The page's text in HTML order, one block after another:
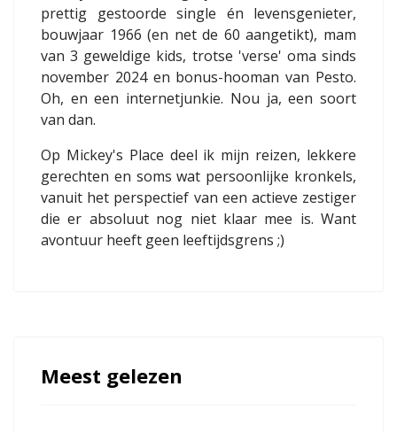
prettig gestoorde single én levensgenieter,
bouwjaar 1966 (en net de 60 aangetikt), mam
van 3 geweldige kids, trotse 'verse' oma sinds
november 2024 en bonus-hooman van Pesto.
Oh, en een internetjunkie. Nou ja, een soort
van dan.
Op Mickey's Place deel ik mijn reizen, lekkere
gerechten en soms wat persoonlijke kronkels,
vanuit het perspectief van een actieve zestiger
die er absoluut nog niet klaar mee is. Want
avontuur heeft geen leeftijdsgrens ;)
Meest gelezen